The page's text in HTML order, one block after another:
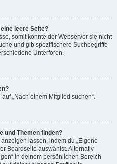
leere Seite?
somit konnte der Webserver sie nicht
und gib spezifischere Suchbegriffe
Unterforen.
„Nach einem Mitglied suchen“.
und Themen finden?
lassen, indem du „Eigene
Boardseite auswählst. Alternativ
in deinem persönlichen Bereich